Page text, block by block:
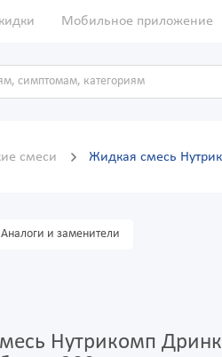
Мобильное приложение
смеси Жидкая смесь
Аналоги и заменители
Нутрикомп Дринк